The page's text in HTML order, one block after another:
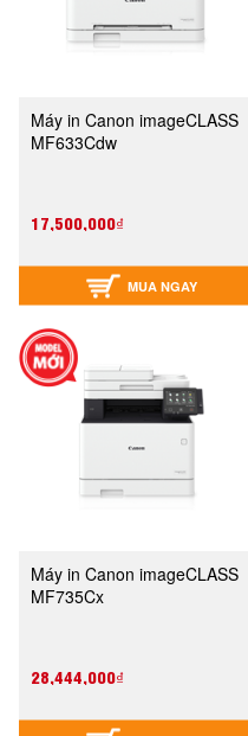
Máy in Canon imageCLASS
MF633Cdw
17,500,000₫
MUA NGAY
Máy in Canon imageCLASS
MF735Cx
28,444,000₫